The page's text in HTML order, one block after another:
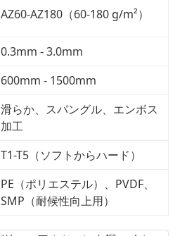
AZ60-AZ180（60-180 g/m²）
0.3mm - 3.0mm
600mm - 1500mm
滑らか、スパングル、エンボス
加工
T1-T5（ソフトからハード）
PE（ポリエステル）、PVDF、
SMP（耐候性向上用）